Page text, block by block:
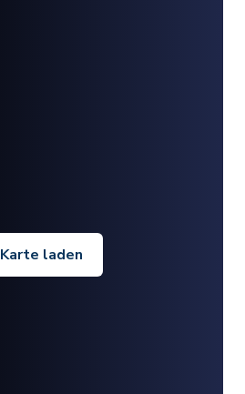
Karte laden